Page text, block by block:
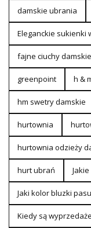
damskie ubrania
Eleganckie sukienki
fajne ciuchy damskie
greenpoint h &
hm swetry damskie
hurtownia
hurtownia odzieży
hurt ubrań
Jaki kolor bluzki
Kiedy są